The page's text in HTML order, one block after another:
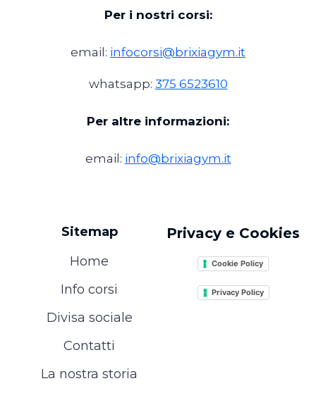
Per i nostri corsi:
email: infocorsi@brixiagym.it
whatsapp: 375 6523610
Per altre informazioni:
email: info@brixiagym.it
Sitemap
Home
Info corsi
Divisa sociale
Contatti
La nostra storia
Privacy e Cookies
Cookie Policy
Privacy Policy